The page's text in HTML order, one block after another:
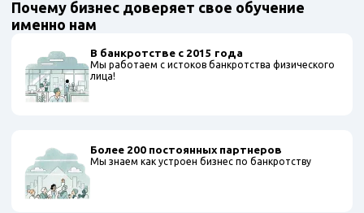
Почему бизнес доверяет свое обучение
именно нам
В банкротстве с 2015 года
Мы работаем с истоков банкротства физического
лица!
Более 200 постоянных партнеров
Мы знаем как устроен бизнес по банкротству